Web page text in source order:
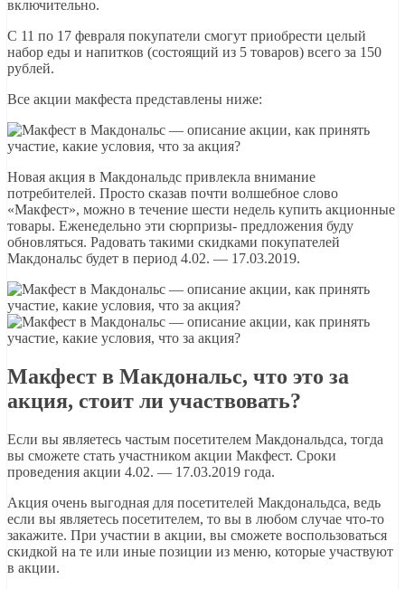
включительно.
С 11 по 17 февраля покупатели смогут приобрести целый
набор еды и напитков (состоящий из 5 товаров) всего за 150
рублей.
Все акции макфеста представлены ниже:
Новая акция в Макдональдс привлекла внимание
потребителей. Просто сказав почти волшебное слово
«Макфест», можно в течение шести недель купить акционные
товары. Еженедельно эти сюрпризы- предложения буду
обновляться. Радовать такими скидками покупателей
Макдональс будет в период 4.02. — 17.03.2019.
Макфест в Макдональс, что это за
акция, стоит ли участвовать?
Если вы являетесь частым посетителем Макдональдса, тогда
вы сможете стать участником акции Макфест. Сроки
проведения акции 4.02. — 17.03.2019 года.
Акция очень выгодная для посетителей Макдональдса, ведь
если вы являетесь посетителем, то вы в любом случае что-то
закажите. При участии в акции, вы сможете воспользоваться
скидкой на те или иные позиции из меню, которые участвуют
в акции.